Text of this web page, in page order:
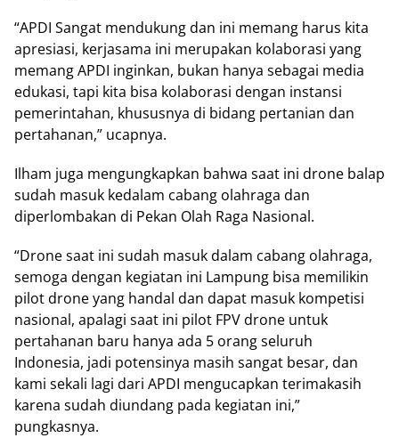
“APDI Sangat mendukung dan ini memang harus kita
apresiasi, kerjasama ini merupakan kolaborasi yang
memang APDI inginkan, bukan hanya sebagai media
edukasi, tapi kita bisa kolaborasi dengan instansi
pemerintahan, khususnya di bidang pertanian dan
pertahanan,” ucapnya.
Ilham juga mengungkapkan bahwa saat ini drone balap
sudah masuk kedalam cabang olahraga dan
diperlombakan di Pekan Olah Raga Nasional.
“Drone saat ini sudah masuk dalam cabang olahraga,
semoga dengan kegiatan ini Lampung bisa memilikin
pilot drone yang handal dan dapat masuk kompetisi
nasional, apalagi saat ini pilot FPV drone untuk
pertahanan baru hanya ada 5 orang seluruh
Indonesia, jadi potensinya masih sangat besar, dan
kami sekali lagi dari APDI mengucapkan terimakasih
karena sudah diundang pada kegiatan ini,”
pungkasnya.